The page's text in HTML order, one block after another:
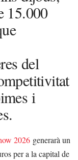
15.000
del
i
2026 generarà un
per a la capital de